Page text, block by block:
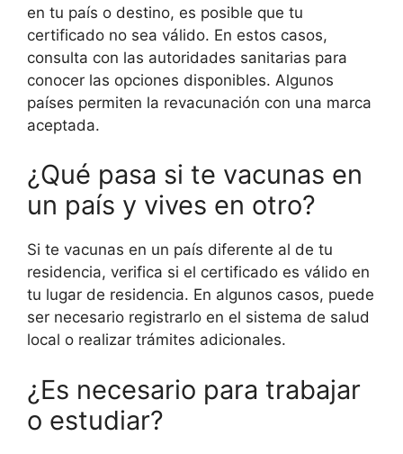
en tu país o destino, es posible que tu
certificado no sea válido. En estos casos,
consulta con las autoridades sanitarias para
conocer las opciones disponibles. Algunos
países permiten la revacunación con una marca
aceptada.
¿Qué pasa si te vacunas en
un país y vives en otro?
Si te vacunas en un país diferente al de tu
residencia, verifica si el certificado es válido en
tu lugar de residencia. En algunos casos, puede
ser necesario registrarlo en el sistema de salud
local o realizar trámites adicionales.
¿Es necesario para trabajar
o estudiar?